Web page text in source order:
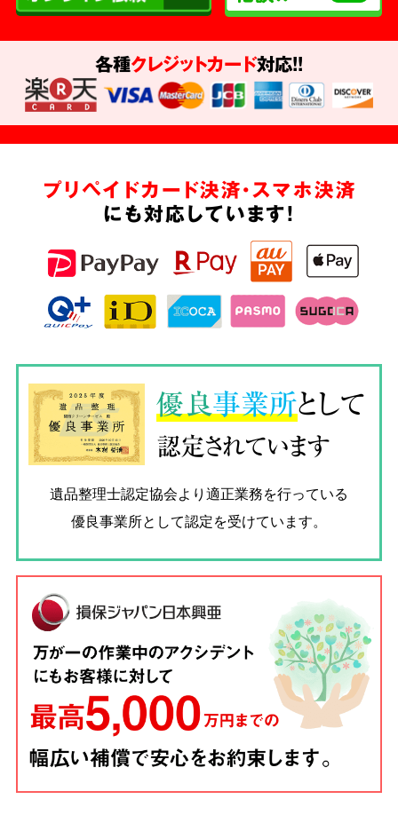
各種クレジットカード対応!!
プリペイドカード決済・スマホ決済
にも対応しています!
優良事業所として
認定されています
遺品整理士認定協会より適正業務を行っている
優良事業所として認定を受けています。